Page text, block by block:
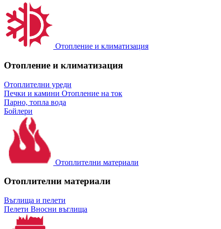
Отопление и климатизация
Отопление и климатизация
Отоплителни уреди
Печки и камини Отопление на ток
Парно, топла вода
Бойлери
Отоплителни материали
Отоплителни материали
Въглища и пелети
Пелети Вносни въглища